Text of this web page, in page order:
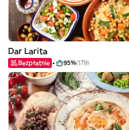
Dar Larita
Bezpłatnie 95%(179)